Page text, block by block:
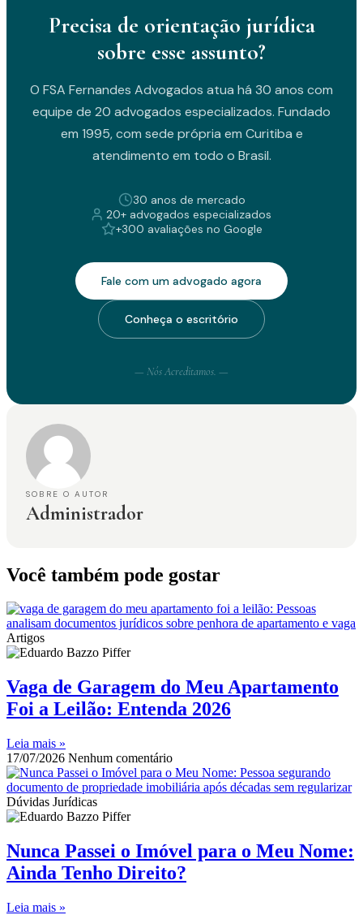
Precisa de orientação jurídica
sobre esse assunto?
O FSA Fernandes Advogados atua há 30 anos com
equipe de 20 advogados especializados. Fundado
em 1995, com sede própria em Curitiba e
atendimento em todo o Brasil.
30 anos de mercado
20+ advogados especializados
+300 avaliações no Google
Fale com um advogado agora
Conheça o escritório
— Nós Acreditamos. —
SOBRE O AUTOR
Administrador
Você também pode gostar
Artigos
Vaga de Garagem do Meu Apartamento
Foi a Leilão: Entenda 2026
Leia mais »
17/07/2026 Nenhum comentário
Dúvidas Jurídicas
Nunca Passei o Imóvel para o Meu Nome:
Ainda Tenho Direito?
Leia mais »